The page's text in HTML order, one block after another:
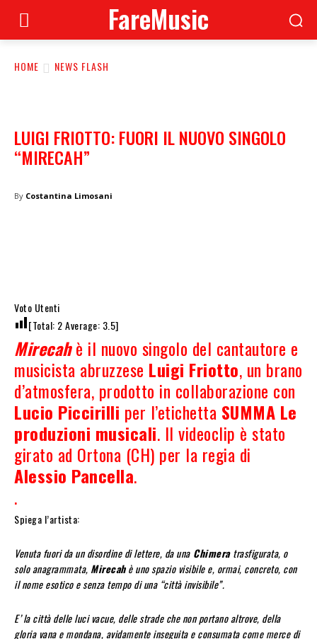
FareMusic
HOME NEWS FLASH
LUIGI FRIOTTO: FUORI IL NUOVO SINGOLO
“MIRECAH”
By Costantina Limosani
Voto Utenti
[Total: 2Average: 3.5]
Mirecahè il nuovo singolo del cantautore e
musicista abruzzese Luigi Friotto, un brano
d’atmosfera, prodotto in collaborazione con
Lucio Piccirilli per l’etichetta SUMMA Le
produzioni musicali. Il videoclip è stato
girato ad Ortona (CH) per la regia di
Alessio Pancella.
.
Spiega l’artista:
Venuta fuori da un disordine di lettere, da unaChimeratrasfigurata, o
solo anagrammata, Mirecahè uno spazio visibile e, ormai, concreto, con
il nome esotico e senza tempo di una “città invisibile”.
E’ la città delle luci vacue, delle strade che non portano altrove, della
gloria vana e mondana, avidamente inseguita e consumata come merce di